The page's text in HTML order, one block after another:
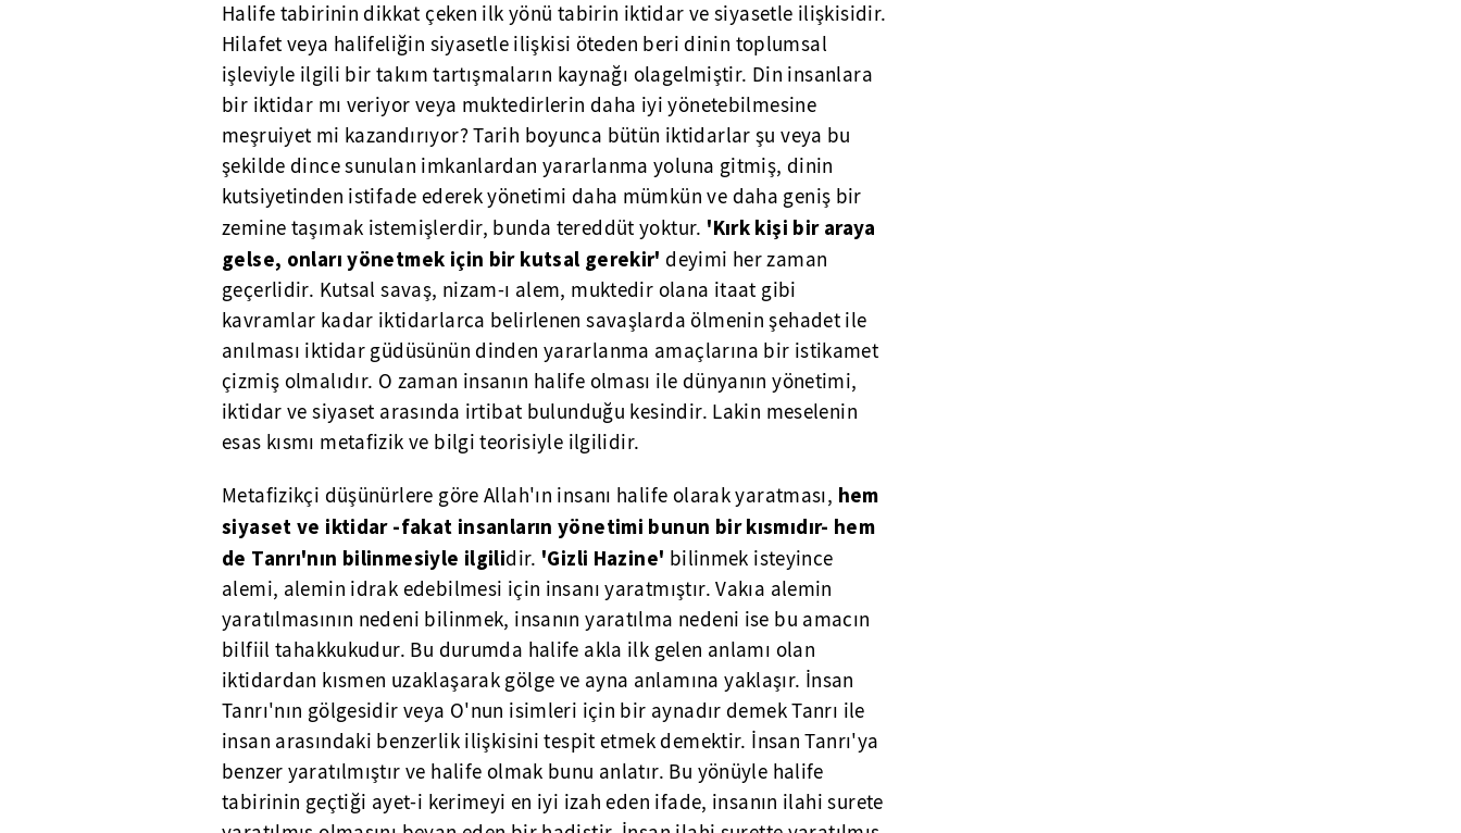
Halife tabirinin dikkat çeken ilk yönü tabirin iktidar ve siyasetle ilişkisidir.
Hilafet veya halifeliğin siyasetle ilişkisi öteden beri dinin toplumsal
işleviyle ilgili bir takım tartışmaların kaynağı olagelmiştir. Din insanlara
bir iktidar mı veriyor veya muktedirlerin daha iyi yönetebilmesine
meşruiyet mi kazandırıyor? Tarih boyunca bütün iktidarlar şu veya bu
şekilde dince sunulan imkanlardan yararlanma yoluna gitmiş, dinin
kutsiyetinden istifade ederek yönetimi daha mümkün ve daha geniş bir
zemine taşımak istemişlerdir, bunda tereddüt yoktur. 'Kırk kişi bir araya
gelse, onları yönetmek için bir kutsal gerekir' deyimi her zaman
geçerlidir. Kutsal savaş, nizam-ı alem, muktedir olana itaat gibi
kavramlar kadar iktidarlarca belirlenen savaşlarda ölmenin şehadet ile
anılması iktidar güdüsünün dinden yararlanma amaçlarına bir istikamet
çizmiş olmalıdır. O zaman insanın halife olması ile dünyanın yönetimi,
iktidar ve siyaset arasında irtibat bulunduğu kesindir. Lakin meselenin
esas kısmı metafizik ve bilgi teorisiyle ilgilidir.
Metafizikçi düşünürlere göre Allah'ın insanı halife olarak yaratması, hem
siyaset ve iktidar -fakat insanların yönetimi bunun bir kısmıdır- hem
de Tanrı'nın bilinmesiyle ilgilidir. 'Gizli Hazine' bilinmek isteyince
alemi, alemin idrak edebilmesi için insanı yaratmıştır. Vakıa alemin
yaratılmasının nedeni bilinmek, insanın yaratılma nedeni ise bu amacın
bilfiil tahakkukudur. Bu durumda halife akla ilk gelen anlamı olan
iktidardan kısmen uzaklaşarak gölge ve ayna anlamına yaklaşır. İnsan
Tanrı'nın gölgesidir veya O'nun isimleri için bir aynadır demek Tanrı ile
insan arasındaki benzerlik ilişkisini tespit etmek demektir. İnsan Tanrı'ya
benzer yaratılmıştır ve halife olmak bunu anlatır. Bu yönüyle halife
tabirinin geçtiği ayet-i kerimeyi en iyi izah eden ifade, insanın ilahi surete